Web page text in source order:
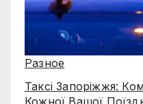
Разное
Таксі Запоріжжя: